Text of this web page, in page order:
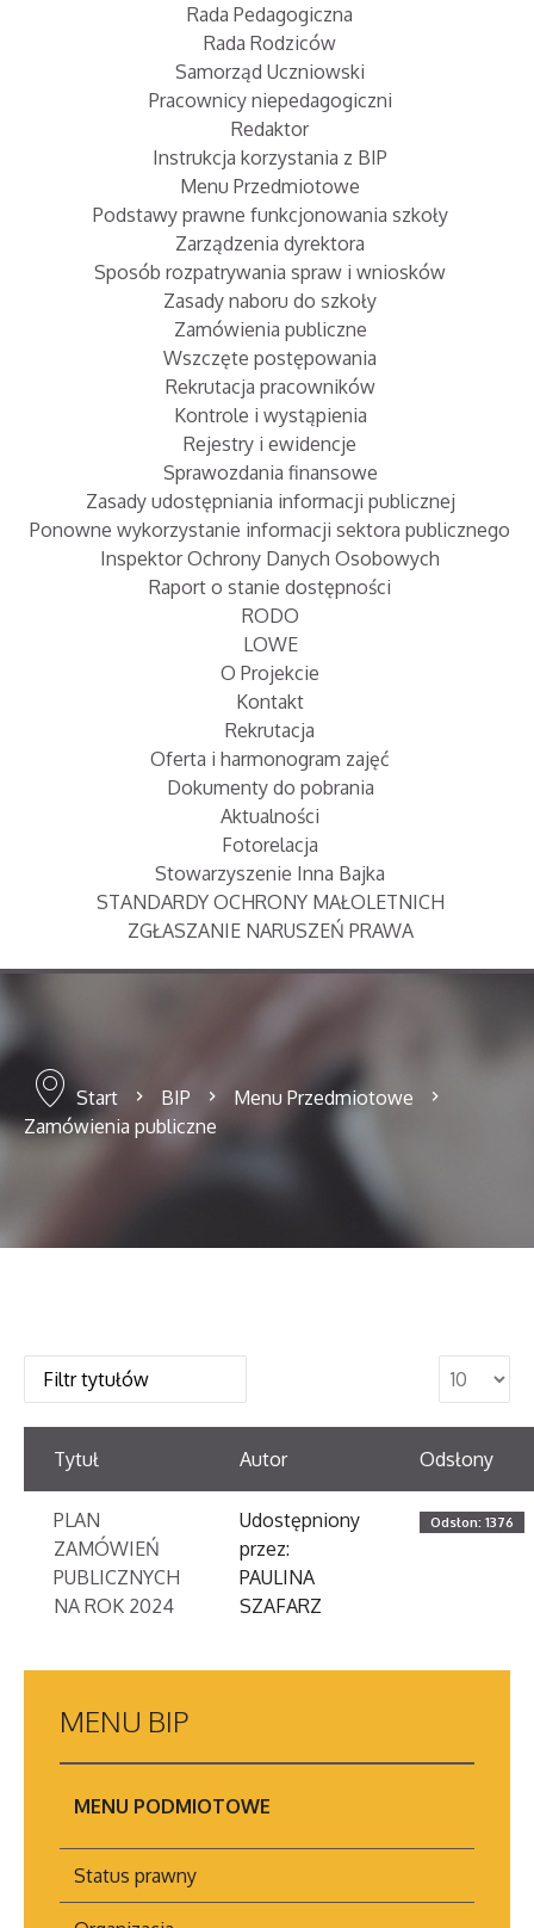
Rada Pedagogiczna
Rada Rodziców
Samorząd Uczniowski
Pracownicy niepedagogiczni
Redaktor
Instrukcja korzystania z BIP
Menu Przedmiotowe
Podstawy prawne funkcjonowania szkoły
Zarządzenia dyrektora
Sposób rozpatrywania spraw i wniosków
Zasady naboru do szkoły
Zamówienia publiczne
Wszczęte postępowania
Rekrutacja pracowników
Kontrole i wystąpienia
Rejestry i ewidencje
Sprawozdania finansowe
Zasady udostępniania informacji publicznej
Ponowne wykorzystanie informacji sektora publicznego
Inspektor Ochrony Danych Osobowych
Raport o stanie dostępności
RODO
LOWE
O Projekcie
Kontakt
Rekrutacja
Oferta i harmonogram zajęć
Dokumenty do pobrania
Aktualności
Fotorelacja
Stowarzyszenie Inna Bajka
STANDARDY OCHRONY MAŁOLETNICH
ZGŁASZANIE NARUSZEŃ PRAWA
Start BIP
Menu Przedmiotowe
Zamówienia publiczne
Tytuł Autor Odsłony
PLAN
ZAMÓWIEŃ
PUBLICZNYCH
NA ROK 2024
Udostępniony
przez:
PAULINA
SZAFARZ
Odsłon: 1376
MENU BIP
MENU PODMIOTOWE
Status prawny